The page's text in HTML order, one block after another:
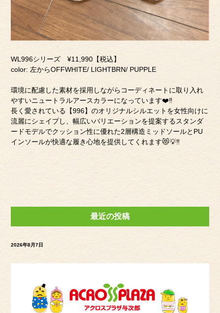
WL996シリーズ ¥11,990【税込】
color: 左からOFFWHITE/ LIGHTBRN/ PUPPLE
環境に配慮した素材を採用しながらコーディネートに取り入れ
やすいニュートラルアースカラーになっています❤️‼︎
長く愛されている【996】のオリジナルシルエットを女性向けに
流麗にシェイプし、幅広いバリエーションを提案するスタンダ
ードモデルでクッション性に優れた2層構造ミッドソールとPU
インソールが快適な履き心地を提供してくれます😻💡‼︎
最近の投稿
2026年8月7日